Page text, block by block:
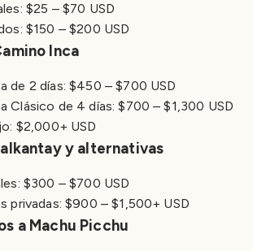
$25 – $70 USD
$150 – $200 USD
Inca
de 2 días: $450 – $700 USD
Clásico de 4 días: $700 – $1,300 USD
$2,000+ USD
y alternativas
$300 – $700 USD
privadas: $900 – $1,500+ USD
a Machu Picchu